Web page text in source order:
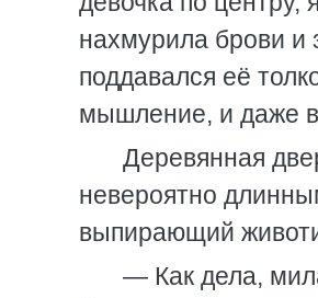
нахмурила брови и
поддавался её
мышление, и даже
Деревянная
невероятно
выпирающий
— Как дела,